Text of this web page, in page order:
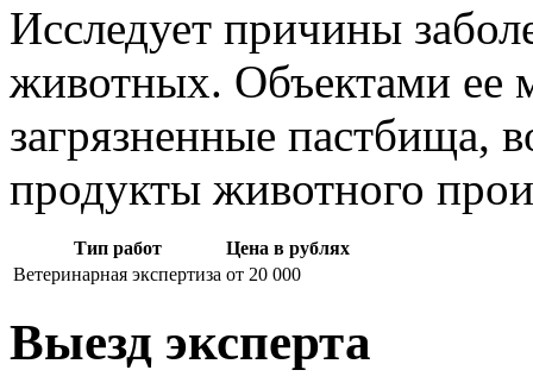
Исследует причины
животных. Объектами ее
загрязненные пастбища,
продукты животного
Тип работ
Цена в рублях
Ветеринарная экспертиза от 20 000
Выезд эксперта